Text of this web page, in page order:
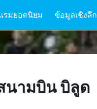
รมยอดนิยม ข้อมูลเชิงลึก
นามบิน บิลูด